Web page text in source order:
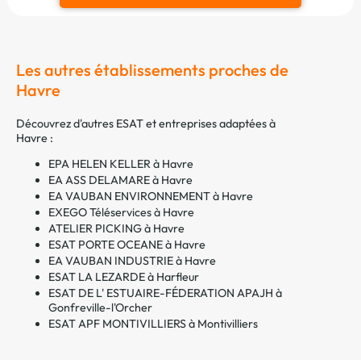
Les autres établissements proches de
Havre
Découvrez d'autres ESAT et entreprises adaptées à
Havre :
EPA HELEN KELLER à Havre
EA ASS DELAMARE à Havre
EA VAUBAN ENVIRONNEMENT à Havre
EXEGO Téléservices à Havre
ATELIER PICKING à Havre
ESAT PORTE OCEANE à Havre
EA VAUBAN INDUSTRIE à Havre
ESAT LA LEZARDE à Harfleur
ESAT DE L' ESTUAIRE-FÉDERATION APAJH à
Gonfreville-l'Orcher
ESAT APF MONTIVILLIERS à Montivilliers